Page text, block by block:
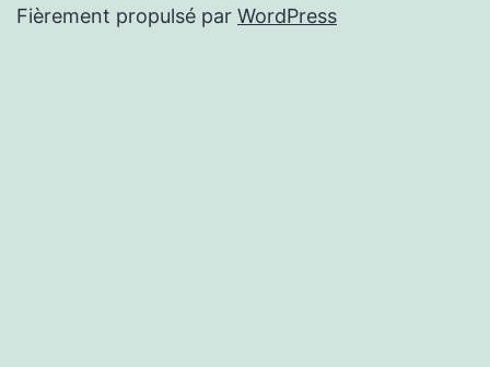
Fièrement propulsé par WordPress